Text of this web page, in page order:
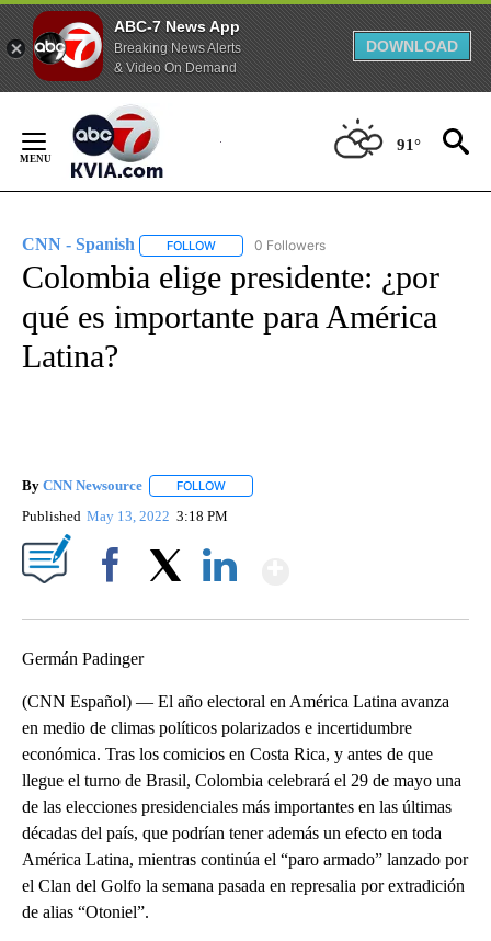
ABC-7 News App
Breaking News Alerts
& Video On Demand
DOWNLOAD
Content
91°
CNN - Spanish FOLLOW FOLLOW "CNN - SPANISH" TO RECEIVE
0 Followers
Colombia elige presidente: ¿por
qué es importante para América
Latina?
By CNN Newsource FOLLOW
Published May 13, 2022 3:18 PM
Germán Padinger
(CNN Español) — El año electoral en América Latina avanza
en medio de climas políticos polarizados e incertidumbre
económica. Tras los comicios en Costa Rica, y antes de que
llegue el turno de Brasil, Colombia celebrará el 29 de mayo una
de las elecciones presidenciales más importantes en las últimas
décadas del país, que podrían tener además un efecto en toda
América Latina, mientras continúa el “paro armado” lanzado por
el Clan del Golfo la semana pasada en represalia por extradición
de alias “Otoniel”.